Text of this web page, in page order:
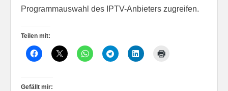
Programmauswahl des IPTV-Anbieters zugreifen.
Teilen mit:
Gefällt mir: